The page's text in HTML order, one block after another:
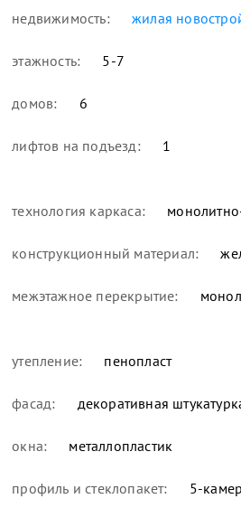
недвижимость: жилая
этажность: 5-7
домов: 6
лифтов на подъезд: 1
технология каркаса:
конструкционный материал:
межэтажное перекрытие:
утепление: пенопласт
фасад: декоративная
окна: металлопластик
профиль и стеклопакет: 5-